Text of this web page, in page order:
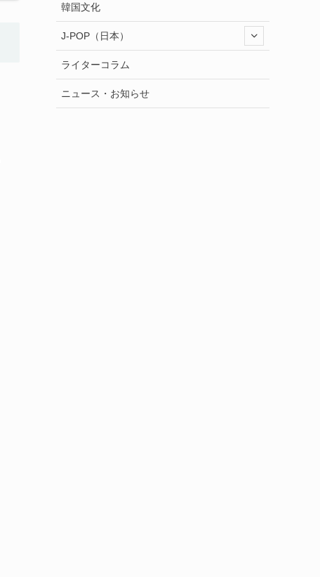
韓国文化
J-POP（日本）
ライターコラム
ニュース・お知らせ